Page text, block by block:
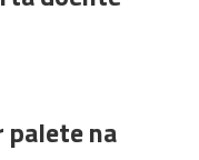
palete na